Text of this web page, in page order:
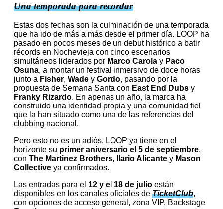
Una temporada para recordar
Estas dos fechas son la culminación de una temporada
que ha ido de más a más desde el primer día. LOOP ha
pasado en pocos meses de un debut histórico a batir
récords en Nochevieja con cinco escenarios
simultáneos liderados por Marco Carola y Paco
Osuna, a montar un festival inmersivo de doce horas
junto a Fisher, Wade y Gordo, pasando por la
propuesta de Semana Santa con East End Dubs y
Franky Rizardo. En apenas un año, la marca ha
construido una identidad propia y una comunidad fiel
que la han situado como una de las referencias del
clubbing nacional.
Pero esto no es un adiós. LOOP ya tiene en el
horizonte su primer aniversario el 5 de septiembre,
con The Martinez Brothers, Ilario Alicante y Mason
Collective ya confirmados.
Las entradas para el 12 y el 18 de julio están
disponibles en los canales oficiales de TicketClub,
con opciones de acceso general, zona VIP, Backstage